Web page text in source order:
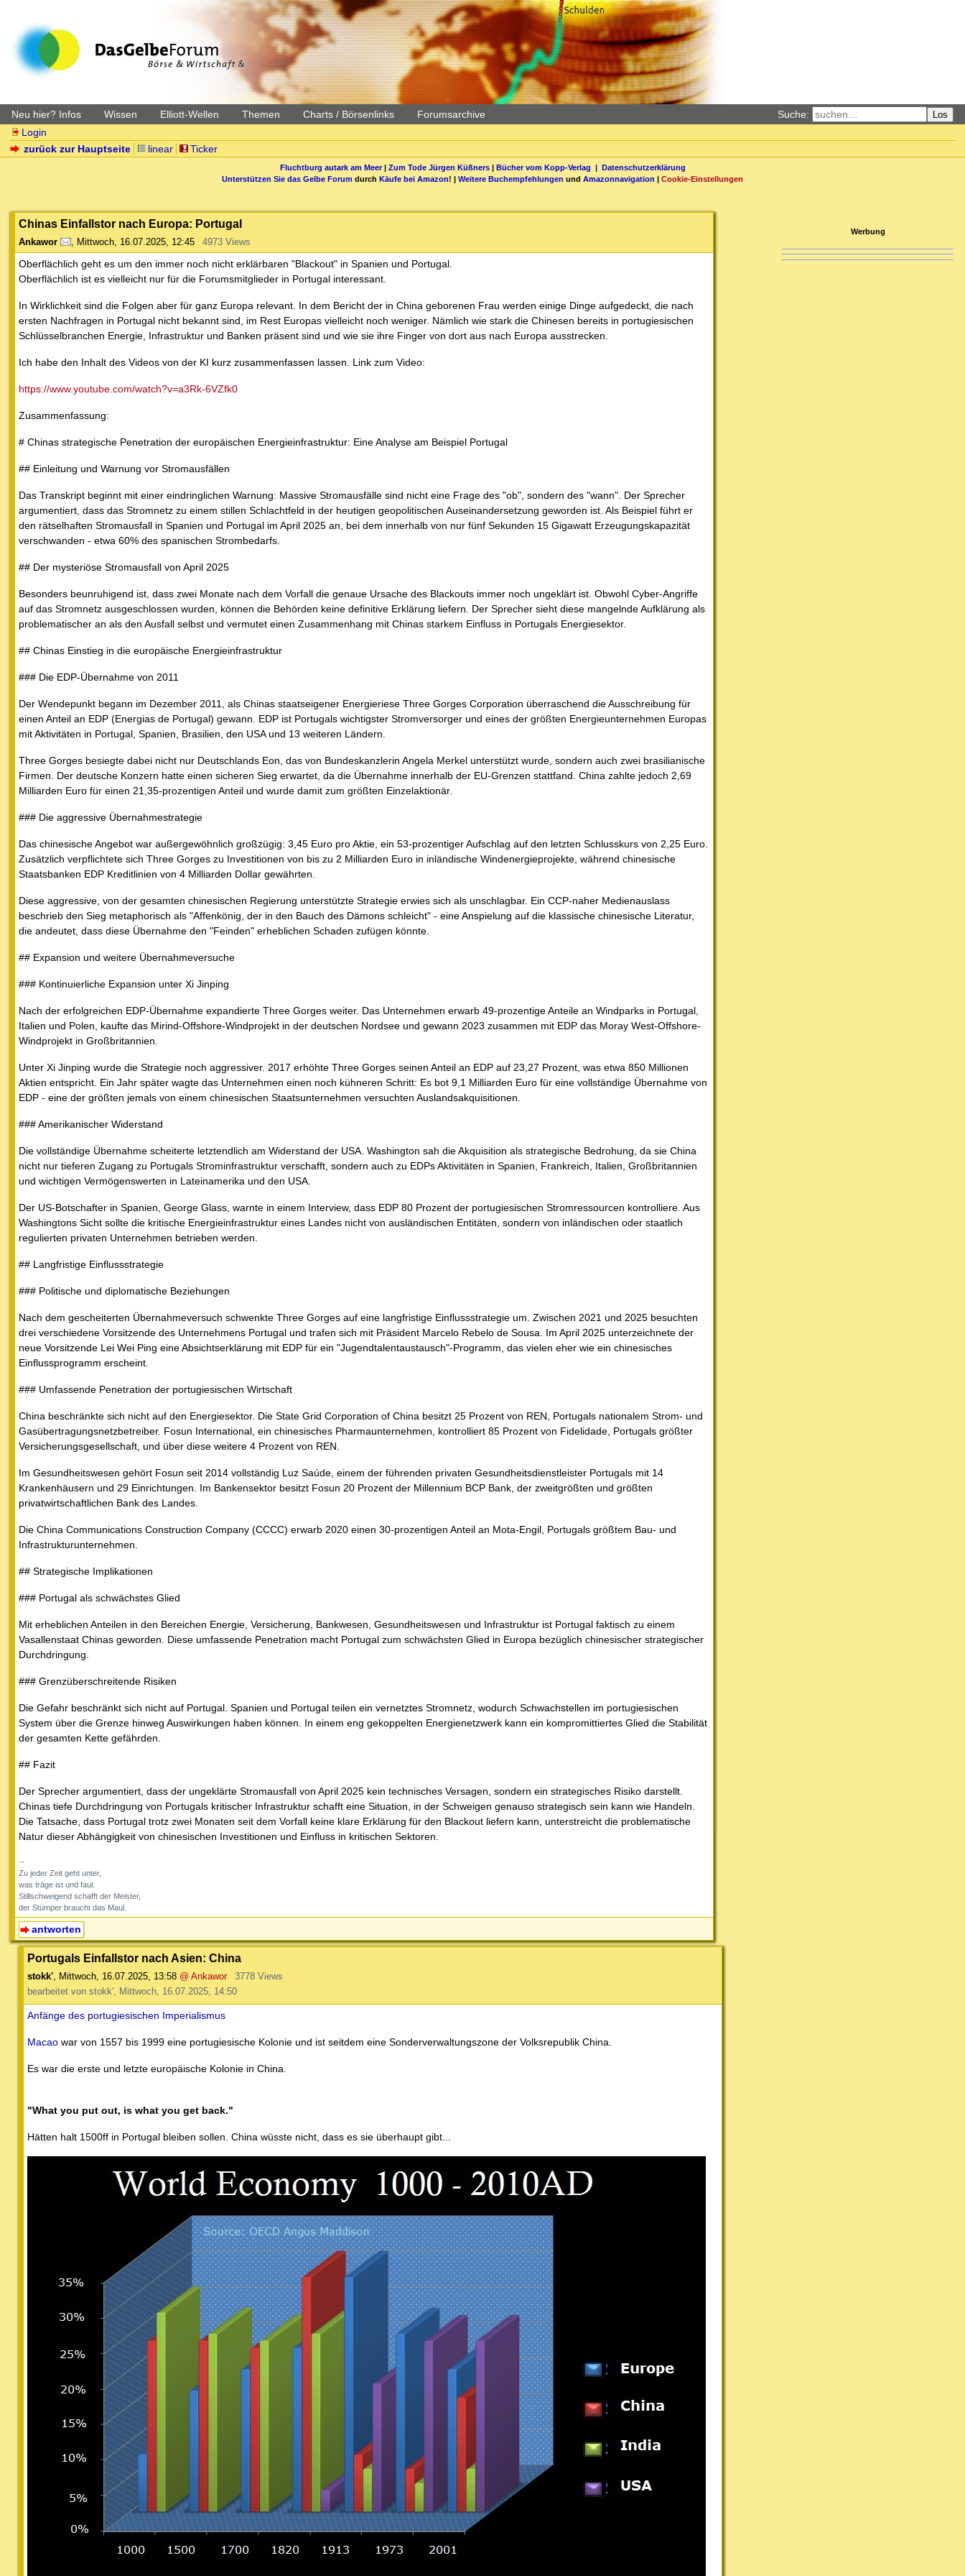
Neu hier? Infos Wissen Elliott-Wellen Themen Charts / Börsenlinks Forumsarchive Suche: Los
Login
zurück zur Hauptseite
linear Ticker
Fluchtburg autark am Meer| Zum Tode Jürgen Küßners| Bücher vom Kopp-Verlag | Datenschutzerklärung
Unterstützen Sie das Gelbe Forum durch Käufe bei Amazon! | Weitere Buchempfehlungen und Amazonnavigation | Cookie-Einstellungen
Chinas Einfallstor nach Europa: Portugal
Ankawor , Mittwoch, 16.07.2025, 12:45 4973 Views
Oberflächlich geht es um den immer noch nicht erklärbaren "Blackout" in Spanien und Portugal.
Oberflächlich ist es vielleicht nur für die Forumsmitglieder in Portugal interessant.
In Wirklichkeit sind die Folgen aber für ganz Europa relevant. In dem Bericht der in China geborenen Frau werden einige Dinge aufgedeckt, die nach
ersten Nachfragen in Portugal nicht bekannt sind, im Rest Europas vielleicht noch weniger. Nämlich wie stark die Chinesen bereits in portugiesischen
Schlüsselbranchen Energie, Infrastruktur und Banken präsent sind und wie sie ihre Finger von dort aus nach Europa ausstrecken.
Ich habe den Inhalt des Videos von der KI kurz zusammenfassen lassen. Link zum Video:
https://www.youtube.com/watch?v=a3Rk-6VZfk0
Zusammenfassung:
# Chinas strategische Penetration der europäischen Energieinfrastruktur: Eine Analyse am Beispiel Portugal
## Einleitung und Warnung vor Stromausfällen
Das Transkript beginnt mit einer eindringlichen Warnung: Massive Stromausfälle sind nicht eine Frage des "ob", sondern des "wann". Der Sprecher
argumentiert, dass das Stromnetz zu einem stillen Schlachtfeld in der heutigen geopolitischen Auseinandersetzung geworden ist. Als Beispiel führt er
den rätselhaften Stromausfall in Spanien und Portugal im April 2025 an, bei dem innerhalb von nur fünf Sekunden 15 Gigawatt Erzeugungskapazität
verschwanden - etwa 60% des spanischen Strombedarfs.
## Der mysteriöse Stromausfall von April 2025
Besonders beunruhigend ist, dass zwei Monate nach dem Vorfall die genaue Ursache des Blackouts immer noch ungeklärt ist. Obwohl Cyber-Angriffe
auf das Stromnetz ausgeschlossen wurden, können die Behörden keine definitive Erklärung liefern. Der Sprecher sieht diese mangelnde Aufklärung als
problematischer an als den Ausfall selbst und vermutet einen Zusammenhang mit Chinas starkem Einfluss in Portugals Energiesektor.
## Chinas Einstieg in die europäische Energieinfrastruktur
### Die EDP-Übernahme von 2011
Der Wendepunkt begann im Dezember 2011, als Chinas staatseigener Energieriese Three Gorges Corporation überraschend die Ausschreibung für
einen Anteil an EDP (Energias de Portugal) gewann. EDP ist Portugals wichtigster Stromversorger und eines der größten Energieunternehmen Europas
mit Aktivitäten in Portugal, Spanien, Brasilien, den USA und 13 weiteren Ländern.
Three Gorges besiegte dabei nicht nur Deutschlands Eon, das von Bundeskanzlerin Angela Merkel unterstützt wurde, sondern auch zwei brasilianische
Firmen. Der deutsche Konzern hatte einen sicheren Sieg erwartet, da die Übernahme innerhalb der EU-Grenzen stattfand. China zahlte jedoch 2,69
Milliarden Euro für einen 21,35-prozentigen Anteil und wurde damit zum größten Einzelaktionär.
### Die aggressive Übernahmestrategie
Das chinesische Angebot war außergewöhnlich großzügig: 3,45 Euro pro Aktie, ein 53-prozentiger Aufschlag auf den letzten Schlusskurs von 2,25 Euro.
Zusätzlich verpflichtete sich Three Gorges zu Investitionen von bis zu 2 Milliarden Euro in inländische Windenergieprojekte, während chinesische
Staatsbanken EDP Kreditlinien von 4 Milliarden Dollar gewährten.
Diese aggressive, von der gesamten chinesischen Regierung unterstützte Strategie erwies sich als unschlagbar. Ein CCP-naher Medienauslass
beschrieb den Sieg metaphorisch als "Affenkönig, der in den Bauch des Dämons schleicht" - eine Anspielung auf die klassische chinesische Literatur,
die andeutet, dass diese Übernahme den "Feinden" erheblichen Schaden zufügen könnte.
## Expansion und weitere Übernahmeversuche
### Kontinuierliche Expansion unter Xi Jinping
Nach der erfolgreichen EDP-Übernahme expandierte Three Gorges weiter. Das Unternehmen erwarb 49-prozentige Anteile an Windparks in Portugal,
Italien und Polen, kaufte das Mirind-Offshore-Windprojekt in der deutschen Nordsee und gewann 2023 zusammen mit EDP das Moray West-Offshore-
Windprojekt in Großbritannien.
Unter Xi Jinping wurde die Strategie noch aggressiver. 2017 erhöhte Three Gorges seinen Anteil an EDP auf 23,27 Prozent, was etwa 850 Millionen
Aktien entspricht. Ein Jahr später wagte das Unternehmen einen noch kühneren Schritt: Es bot 9,1 Milliarden Euro für eine vollständige Übernahme von
EDP - eine der größten jemals von einem chinesischen Staatsunternehmen versuchten Auslandsakquisitionen.
### Amerikanischer Widerstand
Die vollständige Übernahme scheiterte letztendlich am Widerstand der USA. Washington sah die Akquisition als strategische Bedrohung, da sie China
nicht nur tieferen Zugang zu Portugals Strominfrastruktur verschafft, sondern auch zu EDPs Aktivitäten in Spanien, Frankreich, Italien, Großbritannien
und wichtigen Vermögenswerten in Lateinamerika und den USA.
Der US-Botschafter in Spanien, George Glass, warnte in einem Interview, dass EDP 80 Prozent der portugiesischen Stromressourcen kontrolliere. Aus
Washingtons Sicht sollte die kritische Energieinfrastruktur eines Landes nicht von ausländischen Entitäten, sondern von inländischen oder staatlich
regulierten privaten Unternehmen betrieben werden.
## Langfristige Einflussstrategie
### Politische und diplomatische Beziehungen
Nach dem gescheiterten Übernahmeversuch schwenkte Three Gorges auf eine langfristige Einflussstrategie um. Zwischen 2021 und 2025 besuchten
drei verschiedene Vorsitzende des Unternehmens Portugal und trafen sich mit Präsident Marcelo Rebelo de Sousa. Im April 2025 unterzeichnete der
neue Vorsitzende Lei Wei Ping eine Absichtserklärung mit EDP für ein "Jugendtalentaustausch"-Programm, das vielen eher wie ein chinesisches
Einflussprogramm erscheint.
### Umfassende Penetration der portugiesischen Wirtschaft
China beschränkte sich nicht auf den Energiesektor. Die State Grid Corporation of China besitzt 25 Prozent von REN, Portugals nationalem Strom- und
Gasübertragungsnetzbetreiber. Fosun International, ein chinesisches Pharmaunternehmen, kontrolliert 85 Prozent von Fidelidade, Portugals größter
Versicherungsgesellschaft, und über diese weitere 4 Prozent von REN.
Im Gesundheitswesen gehört Fosun seit 2014 vollständig Luz Saúde, einem der führenden privaten Gesundheitsdienstleister Portugals mit 14
Krankenhäusern und 29 Einrichtungen. Im Bankensektor besitzt Fosun 20 Prozent der Millennium BCP Bank, der zweitgrößten und größten
privatwirtschaftlichen Bank des Landes.
Die China Communications Construction Company (CCCC) erwarb 2020 einen 30-prozentigen Anteil an Mota-Engil, Portugals größtem Bau- und
Infrastrukturunternehmen.
## Strategische Implikationen
### Portugal als schwächstes Glied
Mit erheblichen Anteilen in den Bereichen Energie, Versicherung, Bankwesen, Gesundheitswesen und Infrastruktur ist Portugal faktisch zu einem
Vasallenstaat Chinas geworden. Diese umfassende Penetration macht Portugal zum schwächsten Glied in Europa bezüglich chinesischer strategischer
Durchdringung.
### Grenzüberschreitende Risiken
Die Gefahr beschränkt sich nicht auf Portugal. Spanien und Portugal teilen ein vernetztes Stromnetz, wodurch Schwachstellen im portugiesischen
System über die Grenze hinweg Auswirkungen haben können. In einem eng gekoppelten Energienetzwerk kann ein kompromittiertes Glied die Stabilität
der gesamten Kette gefährden.
## Fazit
Der Sprecher argumentiert, dass der ungeklärte Stromausfall von April 2025 kein technisches Versagen, sondern ein strategisches Risiko darstellt.
Chinas tiefe Durchdringung von Portugals kritischer Infrastruktur schafft eine Situation, in der Schweigen genauso strategisch sein kann wie Handeln.
Die Tatsache, dass Portugal trotz zwei Monaten seit dem Vorfall keine klare Erklärung für den Blackout liefern kann, unterstreicht die problematische
Natur dieser Abhängigkeit von chinesischen Investitionen und Einfluss in kritischen Sektoren.
--
Zu jeder Zeit geht unter,
was träge ist und faul.
Stillschweigend schafft der Meister,
der Stümper braucht das Maul.
antworten
Portugals Einfallstor nach Asien: China
stokk', Mittwoch, 16.07.2025, 13:58 @ Ankawor
3778 Views
bearbeitet von stokk', Mittwoch, 16.07.2025, 14:50
Anfänge des portugiesischen Imperialismus
Macao war von 1557 bis 1999 eine portugiesische Kolonie und ist seitdem eine Sonderverwaltungszone der Volksrepublik China.
Es war die erste und letzte europäische Kolonie in China.
"What you put out, is what you get back."
Hätten halt 1500ff in Portugal bleiben sollen. China wüsste nicht, dass es sie überhaupt gibt...
Werbung